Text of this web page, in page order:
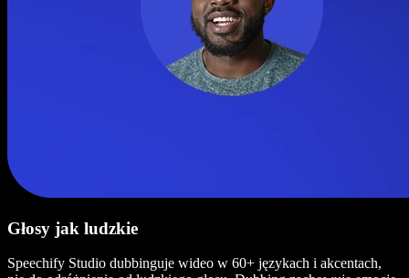
Głosy jak ludzkie
Speechify Studio dubbinguje wideo w 60+ językach i akcentach,